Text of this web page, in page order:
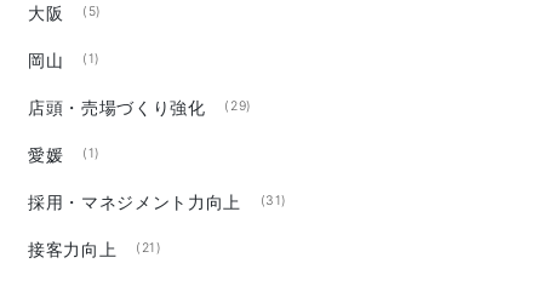
大阪 (5)
岡山 (1)
店頭・売場づくり強化 (29)
愛媛 (1)
採用・マネジメント力向上 (31)
接客力向上 (21)